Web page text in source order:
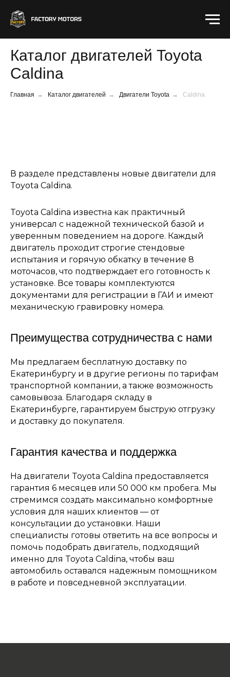
Каталог двигателей Toyota
Caldina
Главная → Каталог двигателей → Двигатели Toyota → Caldina
В разделе представлены новые двигатели для
Toyota Caldina.
Toyota Caldina известна как практичный
универсал с надежной технической базой и
уверенным поведением на дороге. Каждый
двигатель проходит строгие стендовые
испытания и горячую обкатку в течение 8
моточасов, что подтверждает его готовность к
установке. Все товары комплектуются
документами для регистрации в ГАИ и имеют
механическую гравировку номера.
Преимущества сотрудничества с нами
Мы предлагаем бесплатную доставку по
Екатеринбургу и в другие регионы по тарифам
транспортной компании, а также возможность
самовывоза. Благодаря складу в
Екатеринбурге, гарантируем быструю отгрузку
и доставку до покупателя.
Гарантия качества и поддержка
На двигатели Toyota Caldina предоставляется
гарантия 6 месяцев или 50 000 км пробега. Мы
стремимся создать максимально комфортные
условия для наших клиентов — от
консультации до установки. Наши
специалисты готовы ответить на все вопросы и
помочь подобрать двигатель, подходящий
именно для Toyota Caldina, чтобы ваш
автомобиль оставался надежным помощником
в работе и повседневной эксплуатации.